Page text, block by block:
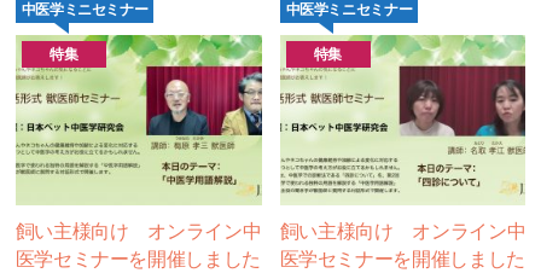
中医学ミニセミナー
特集
飼い主様向け オンライン中
医学セミナーを開催しました
中医学ミニセミナー
特集
飼い主様向け オンライン中
医学セミナーを開催しました